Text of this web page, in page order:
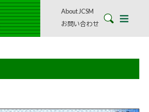
About JCSM
お問い合わせ